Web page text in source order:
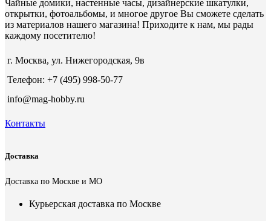
Чайные домики, настенные часы, дизайнерские шкатулки,
открытки, фотоальбомы, и многое другое Вы сможете сделать
из материалов нашего магазина! Приходите к нам, мы рады
каждому посетителю!
г. Москва, ул. Нижегородская, 9в
Телефон: +7 (495) 998-50-77
info@mag-hobby.ru
Контакты
Доставка
Доставка по Москве и МО
Курьерская доставка по Москве